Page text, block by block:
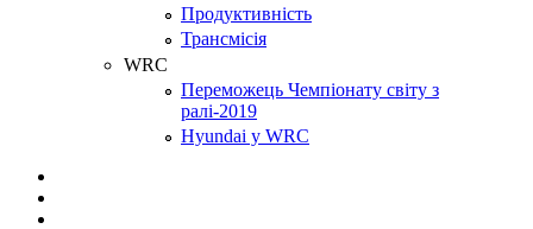
Продуктивність
Трансмісія
WRC
Переможець Чемпіонату світу з
ралі-2019
Hyundai у WRC